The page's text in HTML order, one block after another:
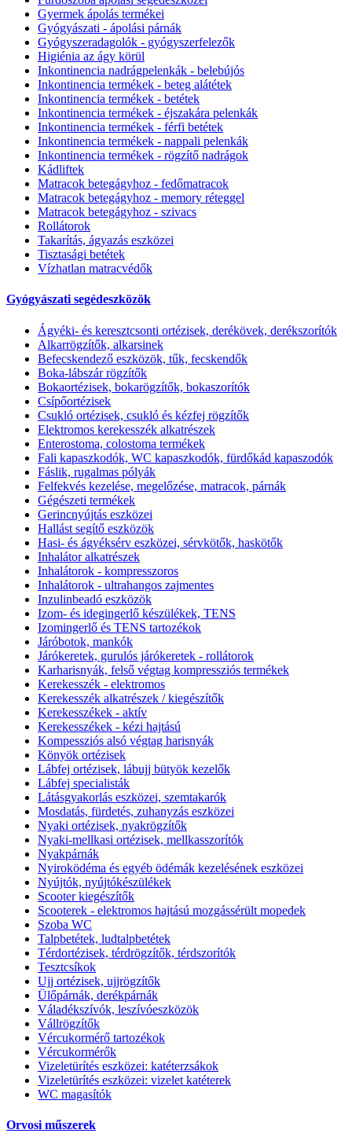
Gyermek ápolás termékei
Gyógyászati - ápolási párnák
Gyógyszeradagolók - gyógyszerfelezők
Higiénia az ágy körül
Inkontinencia nadrágpelenkák - belebújós
Inkontinencia termékek - beteg alátétek
Inkontinencia termékek - betétek
Inkontinencia termékek - éjszakára pelenkák
Inkontinencia termékek - férfi betétek
Inkontinencia termékek - nappali pelenkák
Inkontinencia termékek - rögzítő nadrágok
Kádliftek
Matracok betegágyhoz - fedőmatracok
Matracok betegágyhoz - memory réteggel
Matracok betegágyhoz - szivacs
Rollátorok
Takarítás, ágyazás eszközei
Tisztasági betétek
Vízhatlan matracvédők
Gyógyászati segédeszközök
Ágyéki- és keresztcsonti ortézisek, derékövek, derékszorítók
Alkarrögzítők, alkarsinek
Befecskendező eszközök, tűk, fecskendők
Boka-lábszár rögzítők
Bokaortézisek, bokarögzítők, bokaszorítók
Csípőortézisek
Csukló ortézisek, csukló és kézfej rögzítők
Elektromos kerekesszék alkatrészek
Enterostoma, colostoma termékek
Fali kapaszkodók, WC kapaszkodók, fürdőkád kapaszodók
Fáslik, rugalmas pólyák
Felfekvés kezelése, megelőzése, matracok, párnák
Gégészeti termékek
Gerincnyújtás eszközei
Hallást segítő eszközök
Hasi- és ágyéksérv eszközei, sérvkötők, haskötők
Inhalátor alkatrészek
Inhalátorok - kompresszoros
Inhalátorok - ultrahangos zajmentes
Inzulinbeadó eszközök
Izom- és idegingerlő készülékek, TENS
Izomingerlő és TENS tartozékok
Járóbotok, mankók
Járókeretek, gurulós járókeretek - rollátorok
Karharisnyák, felső végtag kompressziós termékek
Kerekesszék - elektromos
Kerekesszék alkatrészek / kiegészítők
Kerekesszékek - aktív
Kerekesszékek - kézi hajtású
Kompessziós alsó végtag harisnyák
Könyök ortézisek
Lábfej ortézisek, lábujj bütyök kezelők
Lábfej specialisták
Látásgyakorlás eszközei, szemtakarók
Mosdatás, fürdetés, zuhanyzás eszközei
Nyaki ortézisek, nyakrögzítők
Nyaki-mellkasi ortézisek, mellkasszorítók
Nyakpárnák
Nyiroködéma és egyéb ödémák kezelésének eszközei
Nyújtók, nyújtókészülékek
Scooter kiegészítők
Scooterek - elektromos hajtású mozgássérült mopedek
Szoba WC
Talpbetétek, ludtalpbetétek
Térdortézisek, térdrögzítők, térdszorítók
Tesztcsíkok
Ujj ortézisek, ujjrögzítők
Ülőpárnák, derékpárnák
Váladékszívók, leszívóeszközök
Vállrögzítők
Vércukormérő tartozékok
Vércukormérők
Vizeletürítés eszközei: katéterzsákok
Vizeletürítés eszközei: vizelet katéterek
WC magasítók
Orvosi műszerek